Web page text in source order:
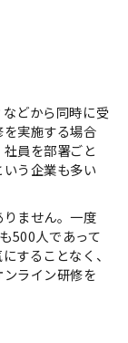
どから同時に受
実施する場合
員を部署ごと
う企業も多い
ません。一度
500人であって
することなく、
ライン研修を